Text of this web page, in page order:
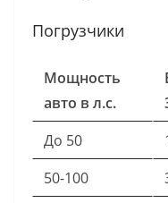
Погрузчики
Мощность
авто в л.с.
До 50
50-100